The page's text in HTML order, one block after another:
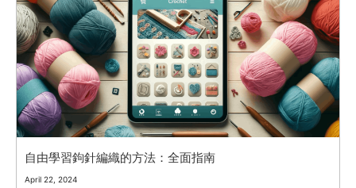
自由學習鉤針編織的方法：全面指南
April 22, 2024